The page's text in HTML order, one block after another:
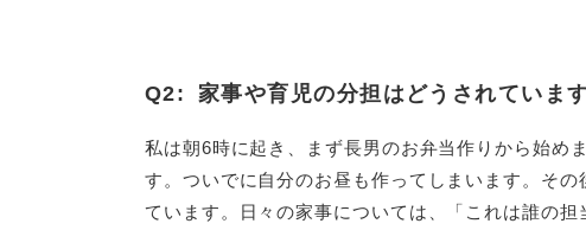
Q2: 家事や育児の分担はどうされていま
私は朝6時に起き、まず長男のお弁当作りから始め
す。ついでに自分のお昼も作ってしまいます。そ
ています。日々の家事については、「これは誰の